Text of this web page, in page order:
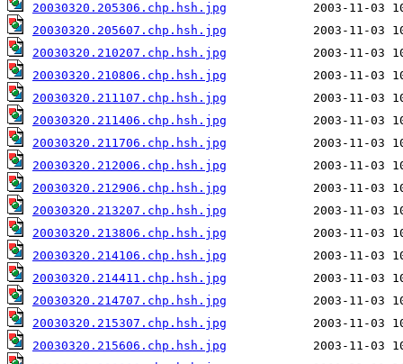
20030320.205306.chp.hsh.jpg
20030320.205607.chp.hsh.jpg
20030320.210207.chp.hsh.jpg
20030320.210806.chp.hsh.jpg
20030320.211107.chp.hsh.jpg
20030320.211406.chp.hsh.jpg
20030320.211706.chp.hsh.jpg
20030320.212006.chp.hsh.jpg
20030320.212906.chp.hsh.jpg
20030320.213207.chp.hsh.jpg
20030320.213806.chp.hsh.jpg
20030320.214106.chp.hsh.jpg
20030320.214411.chp.hsh.jpg
20030320.214707.chp.hsh.jpg
20030320.215307.chp.hsh.jpg
20030320.215606.chp.hsh.jpg